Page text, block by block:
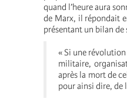
quand l’heure aura
de Marx, il répondait
présentant un bilan de
« Si une
militaire,
après la mort de
pour ainsi dire, de